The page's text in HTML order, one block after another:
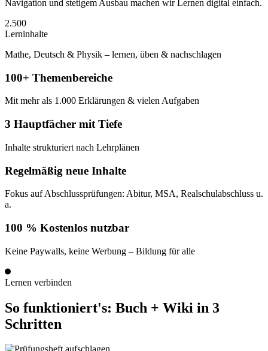
Navigation und stetigem Ausbau machen wir Lernen digital einfach.
2.500
Lerninhalte
Mathe, Deutsch & Physik – lernen, üben & nachschlagen
100+ Themenbereiche
Mit mehr als 1.000 Erklärungen & vielen Aufgaben
3 Hauptfächer mit Tiefe
Inhalte strukturiert nach Lehrplänen
Regelmäßig neue Inhalte
Fokus auf Abschlussprüfungen: Abitur, MSA, Realschulabschluss u.
a.
100 % Kostenlos nutzbar
Keine Paywalls, keine Werbung – Bildung für alle
Lernen verbinden
So funktioniert's: Buch + Wiki in 3
Schritten